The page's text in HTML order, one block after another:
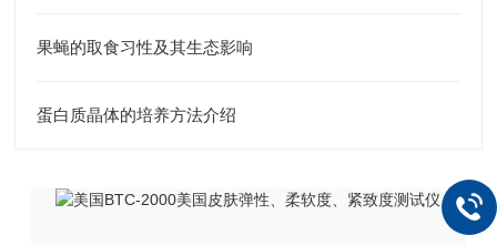
果蝇的取食习性及其生态影响
蛋白质晶体的培养方法介绍